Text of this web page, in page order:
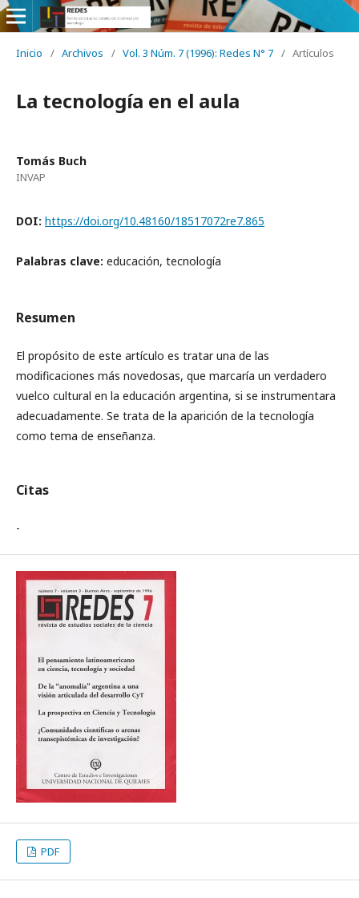
Inicio / Archivos / Vol. 3 Núm. 7 (1996): Redes N° 7 / Artículos
La tecnología en el aula
Tomás Buch
INVAP
DOI: https://doi.org/10.48160/18517072re7.865
Palabras clave: educación, tecnología
Resumen
El propósito de este artículo es tratar una de las
modificaciones más novedosas, que marcaría un verdadero
vuelco cultural en la educación argentina, si se instrumentara
adecuadamente. Se trata de la aparición de la tecnología
como tema de enseñanza.
Citas
-
PDF